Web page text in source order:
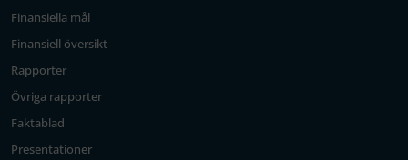
Finansiella mål
Finansiell översikt
Rapporter
Övriga rapporter
Faktablad
Presentationer